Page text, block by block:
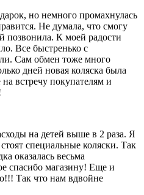
но немного промахнулась
Не думала, что смогу
позвонила. К моей радости
Все быстренько с
Сам обмен тоже много
дней новая коляска была
встречу покупателям и
на детей выше в 2 раза. Я
специальные коляски. Так
оказалась весьма
спасибо магазину! Еще и
Так что нам вдвойне